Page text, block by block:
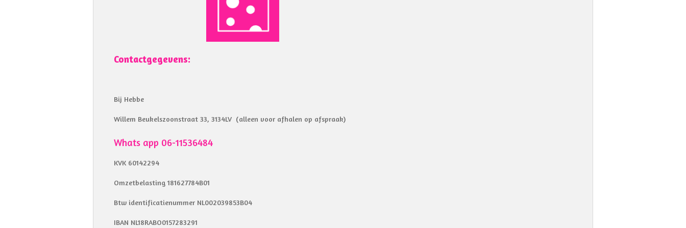
Contactgegevens:
Bij Hebbe
Willem Beukelszoonstraat 33, 3134LV (alleen voor afhalen op afspraak)
Whats app 06-11536484
KVK 60142294
Omzetbelasting 181627784B01
Btw identificatienummer NL002039853B04
IBAN NL18RABO0157283291